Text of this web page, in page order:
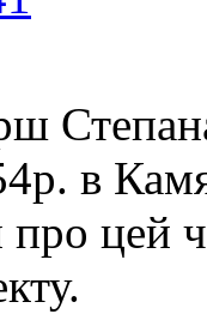
в
про цей